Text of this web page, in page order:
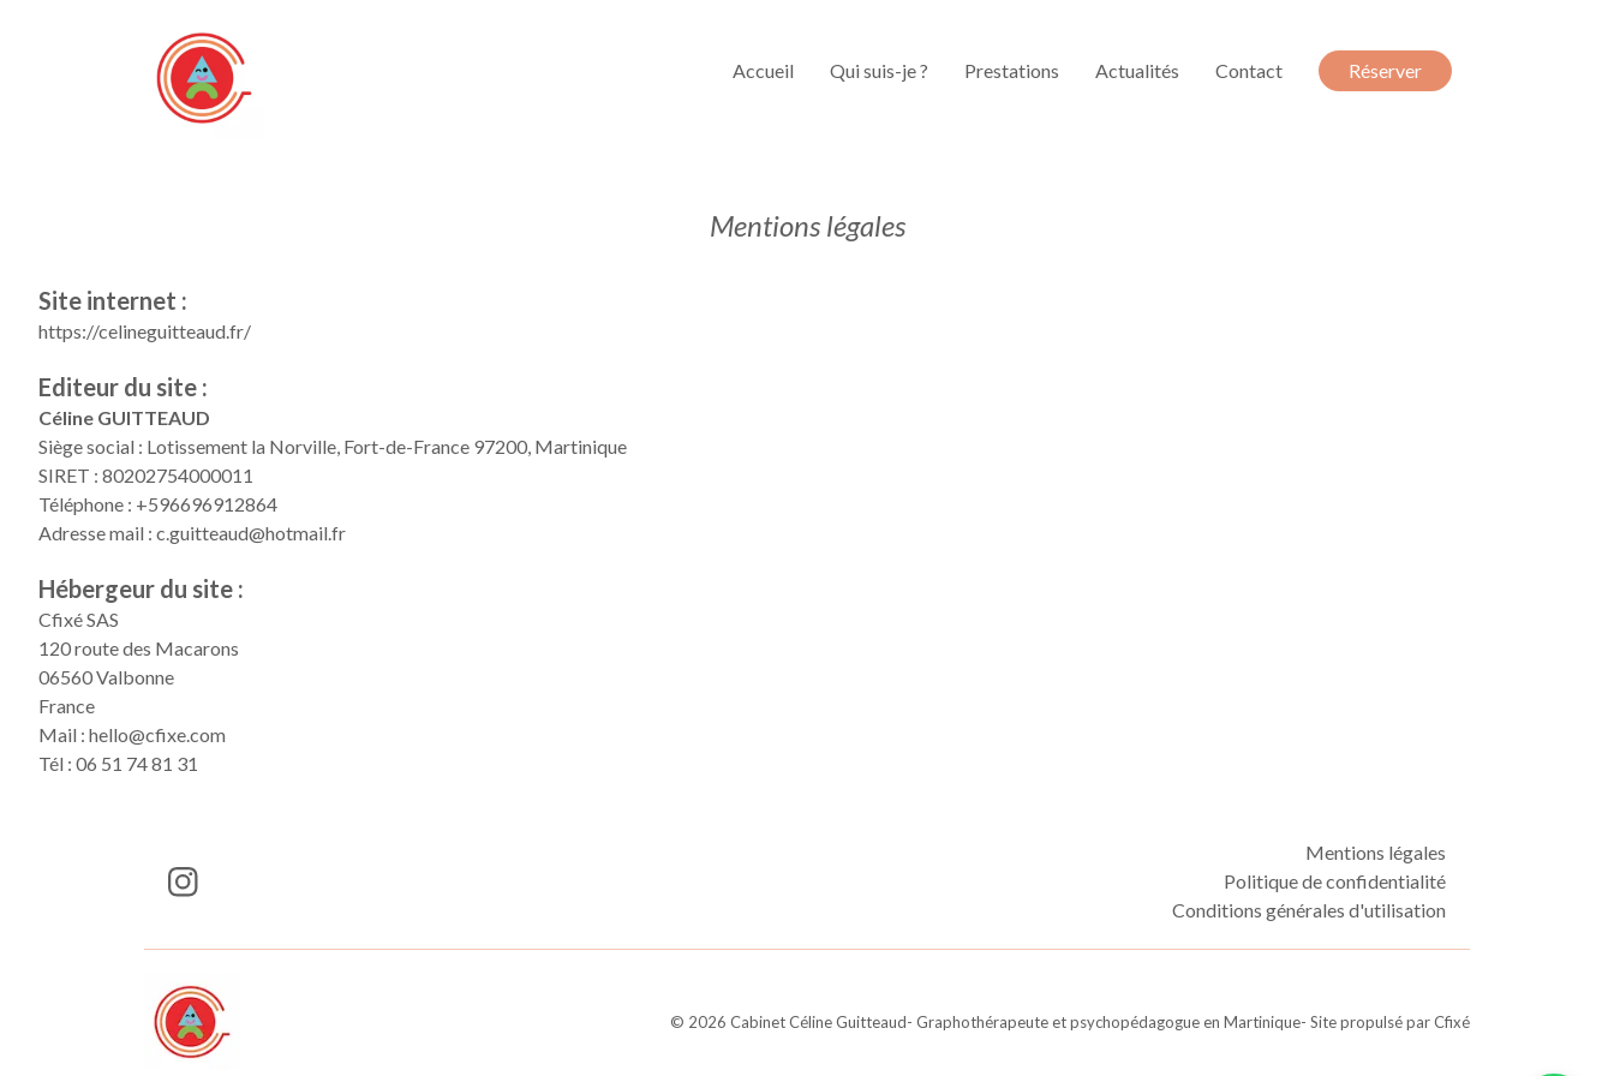
Accueil Qui suis-je ? Prestations Actualités Contact Réserver
Mentions légales
Site internet :
https://celineguitteaud.fr/
Editeur du site :
Céline GUITTEAUD
Siège social : Lotissement la Norville, Fort-de-France 97200, Martinique
SIRET : 80202754000011
Téléphone : +596696912864
Adresse mail : c.guitteaud@hotmail.fr
Hébergeur du site :
Cfixé SAS
120 route des Macarons
06560 Valbonne
France
Mail : hello@cfixe.com
Tél : 06 51 74 81 31
Mentions légales
Politique de confidentialité
Conditions générales d'utilisation
© 2026 Cabinet Céline Guitteaud- Graphothérapeute et psychopédagogue en Martinique- Site propulsé parCfixé